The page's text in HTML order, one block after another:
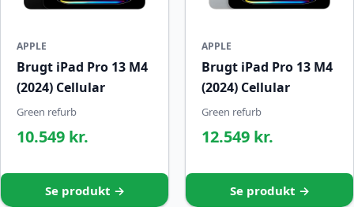
APPLE
Brugt iPad Pro 13 M4
(2024) Cellular
Green refurb
10.549 kr.
Se produkt →
APPLE
Brugt iPad Pro 13 M4
(2024) Cellular
Green refurb
12.549 kr.
Se produkt →